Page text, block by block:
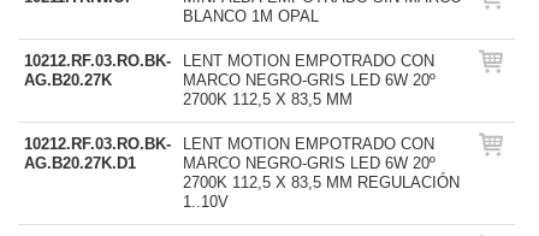
BLANCO 1M OPAL
10212.RF.03.RO.BK-
AG.B20.27K
LENT MOTION EMPOTRADO CON
MARCO NEGRO-GRIS LED 6W 20º
2700K 112,5 X 83,5 MM
10212.RF.03.RO.BK-
AG.B20.27K.D1
LENT MOTION EMPOTRADO CON
MARCO NEGRO-GRIS LED 6W 20º
2700K 112,5 X 83,5 MM REGULACIÓN
1..10V